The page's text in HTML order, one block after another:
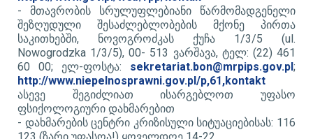
- ​ მთავრობის სრულუფლებიანი წარმომადგენელი
შეზღუდული შესაძლებლობების მქონე პირთა
საკითხებში, ნოვოგროძკას ქუჩა 1/3/5 (ul.
Nowogrodzka 1/3/5), 00- 513 ვარშავა, ტელ: (22) 461
60 00; ელ-ფოსტა: sekretariat.bon@mrpips.gov.pl;
http://www.niepelnosprawni.gov.pl/p,61,kontakt
ასევე შეგიძლიათ ისარგებლოთ უფასო
ფსიქოლოგიური დახმარებით
​- დახმარების ცენტრი კრიზისული სიტუაციებისას: 116